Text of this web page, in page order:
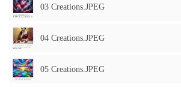
03 Creations.JPEG
04 Creations.JPEG
05 Creations.JPEG